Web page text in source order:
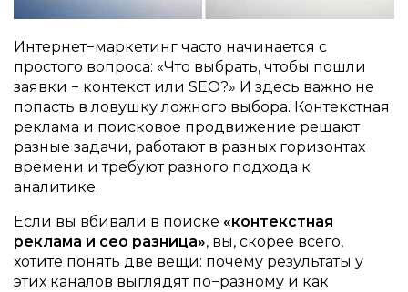
Интернет−маркетинг часто начинается с
простого вопроса: «Что выбрать, чтобы пошли
заявки − контекст или SEO?» И здесь важно не
попасть в ловушку ложного выбора. Контекстная
реклама и поисковое продвижение решают
разные задачи, работают в разных горизонтах
времени и требуют разного подхода к
аналитике.
Если вы вбивали в поиске «контекстная
реклама и сео разница», вы, скорее всего,
хотите понять две вещи: почему результаты у
этих каналов выглядят по−разному и как